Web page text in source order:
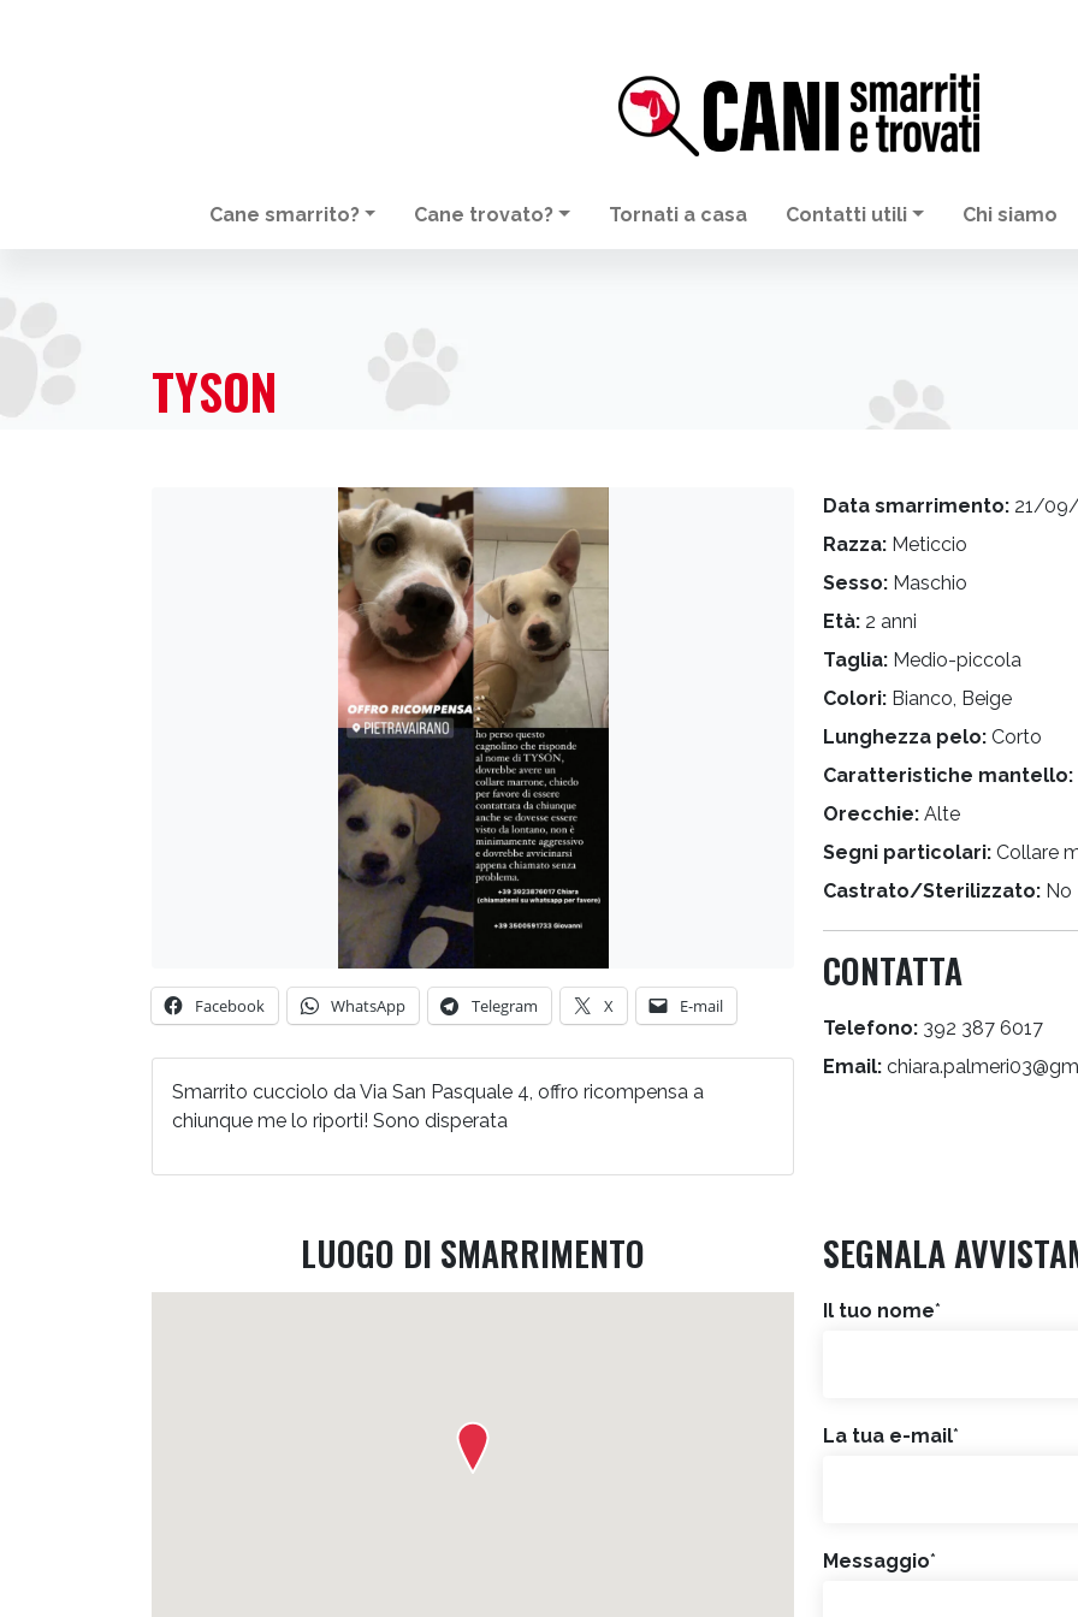
NAVIGAZIONE PRINCIPALE
Cane smarrito? Cane trovato? Tornati a casa Contatti utili Chi siamo
TYSON
Facebook WhatsApp Telegram X E-mail
Smarrito cucciolo da Via San Pasquale 4, offro ricompensa a
chiunque me lo riporti! Sono disperata
Data smarrimento: 21/
Razza: Meticcio
Sesso: Maschio
Età: 2 anni
Taglia: Medio-piccola
Colori: Bianco, Beige
Lunghezza pelo: Corto
Caratteristiche mantello:
Orecchie: Alte
Segni particolari: Collare
Castrato/Sterilizzato: No
CONTATTA
Telefono: 392 387 6017
Email:
LUOGO DI SMARRIMENTO SEGNALA
Il tuo nome*
La tua e-mail*
Messaggio*